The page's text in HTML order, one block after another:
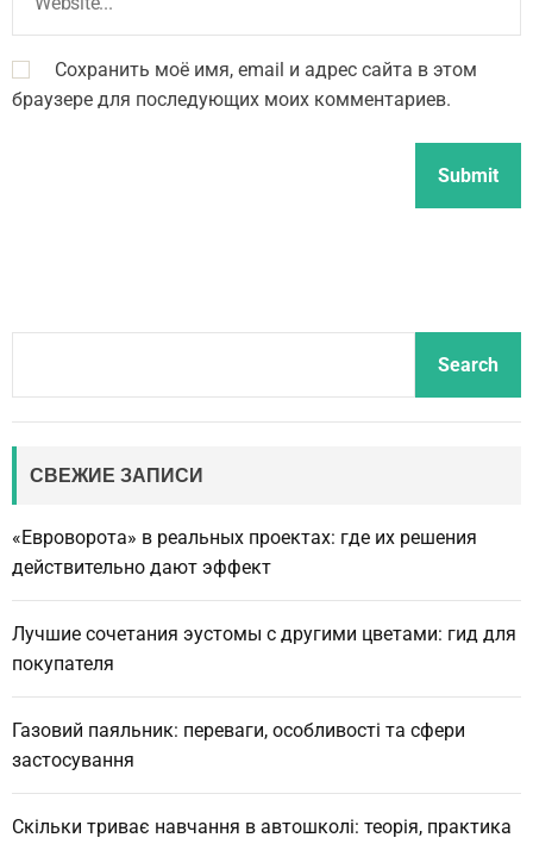
Сохранить моё имя, email и адрес сайта в этом
браузере для последующих моих комментариев.
a
Search
СВЕЖИЕ ЗАПИСИ
«Евроворота» в реальных проектах: где их решения
действительно дают эффект
Лучшие сочетания эустомы с другими цветами: гид для
покупателя
Газовий паяльник: переваги, особливості та сфери
застосування
Скільки триває навчання в автошколі: теорія, практика